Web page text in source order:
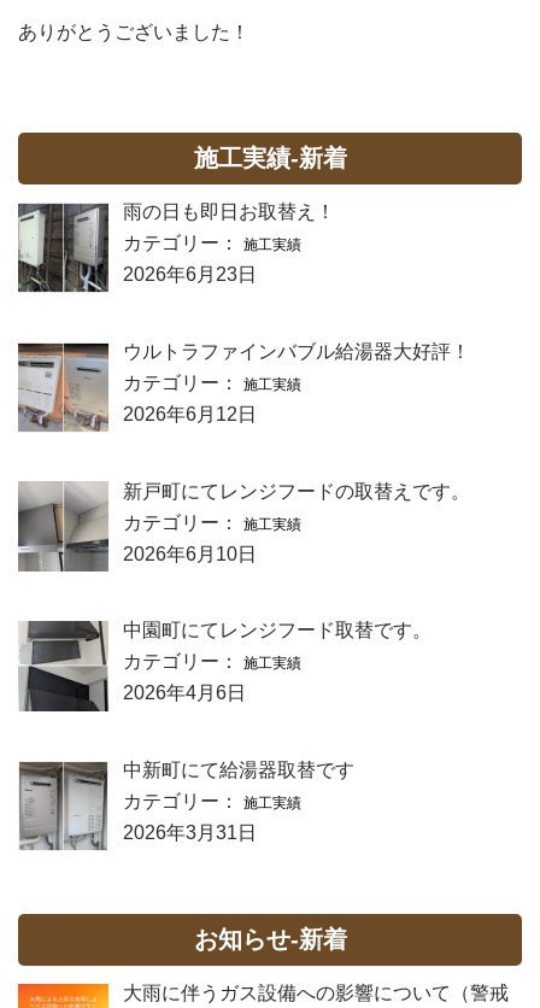
ありがとうございました！
施工実績-新着
雨の日も即日お取替え！
カテゴリー：
施工実績
2026年6月23日
ウルトラファインバブル給湯器大好評！
カテゴリー：
施工実績
2026年6月12日
新戸町にてレンジフードの取替えです。
カテゴリー：
施工実績
2026年6月10日
中園町にてレンジフード取替です。
カテゴリー：
施工実績
2026年4月6日
中新町にて給湯器取替です
カテゴリー：
施工実績
2026年3月31日
お知らせ-新着
大雨に伴うガス設備への影響について（警戒